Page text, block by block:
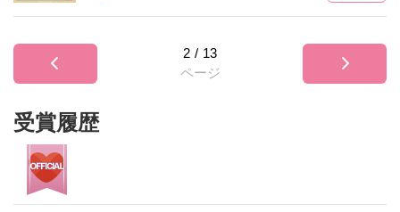
2 / 13
ページ
受賞履歴